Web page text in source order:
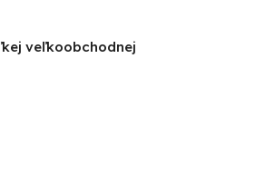
veľkoobchodnej